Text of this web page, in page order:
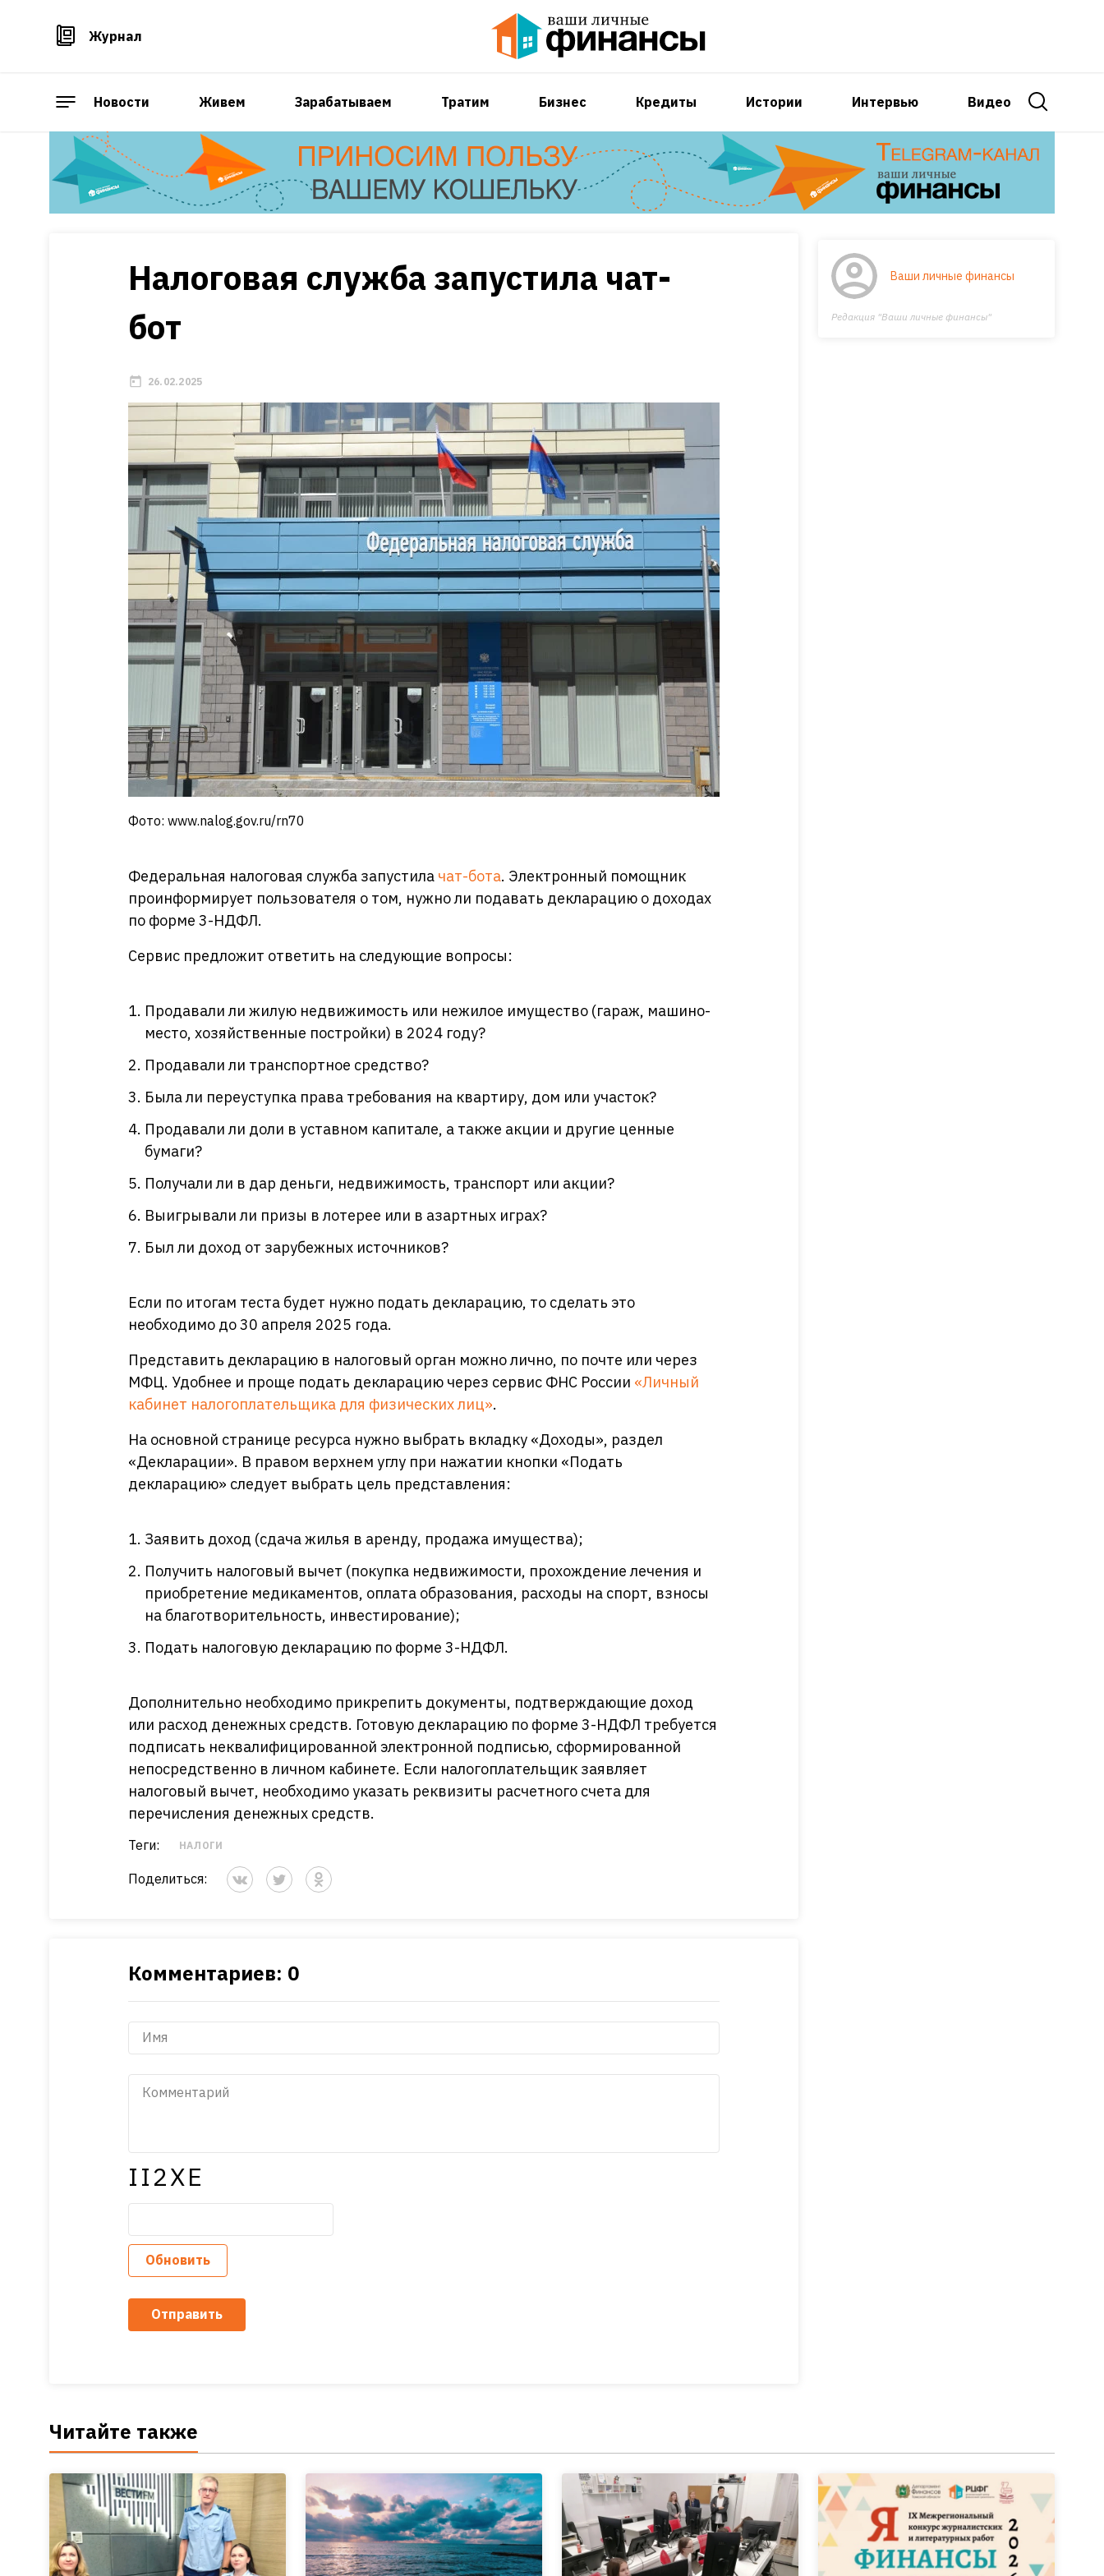
Журнал
Новости Живем Зарабатываем Тратим Бизнес Кредиты Истории Интервью Видео
Налоговая служба запустила чат-
бот
26.02.2025
Фото: www.nalog.gov.ru/rn70
Ваши личные финансы
Редакция "Ваши личные финансы"
Федеральная налоговая служба запустила чат-бота. Электронный помощник
проинформирует пользователя о том, нужно ли подавать декларацию о доходах
по форме 3-НДФЛ.
Сервис предложит ответить на следующие вопросы:
Продавали ли жилую недвижимость или нежилое имущество (гараж, машино-
место, хозяйственные постройки) в 2024 году?
Продавали ли транспортное средство?
Была ли переуступка права требования на квартиру, дом или участок?
Продавали ли доли в уставном капитале, а также акции и другие ценные
бумаги?
Получали ли в дар деньги, недвижимость, транспорт или акции?
Выигрывали ли призы в лотерее или в азартных играх?
Был ли доход от зарубежных источников?
Если по итогам теста будет нужно подать декларацию, то сделать это
необходимо до 30 апреля 2025 года.
Представить декларацию в налоговый орган можно лично, по почте или через
МФЦ. Удобнее и проще подать декларацию через сервис ФНС России «Личный
кабинет налогоплательщика для физических лиц».
На основной странице ресурса нужно выбрать вкладку «Доходы», раздел
«Декларации». В правом верхнем углу при нажатии кнопки «Подать
декларацию» следует выбрать цель представления:
Заявить доход (сдача жилья в аренду, продажа имущества);
Получить налоговый вычет (покупка недвижимости, прохождение лечения и
приобретение медикаментов, оплата образования, расходы на спорт, взносы
на благотворительность, инвестирование);
Подать налоговую декларацию по форме 3-НДФЛ.
Дополнительно необходимо прикрепить документы, подтверждающие доход
или расход денежных средств. Готовую декларацию по форме 3-НДФЛ требуется
подписать неквалифицированной электронной подписью, сформированной
непосредственно в личном кабинете. Если налогоплательщик заявляет
налоговый вычет, необходимо указать реквизиты расчетного счета для
перечисления денежных средств.
Теги: НАЛОГИ
Поделиться:
Комментариев: 0
II2XE
Обновить
Отправить
Читайте также